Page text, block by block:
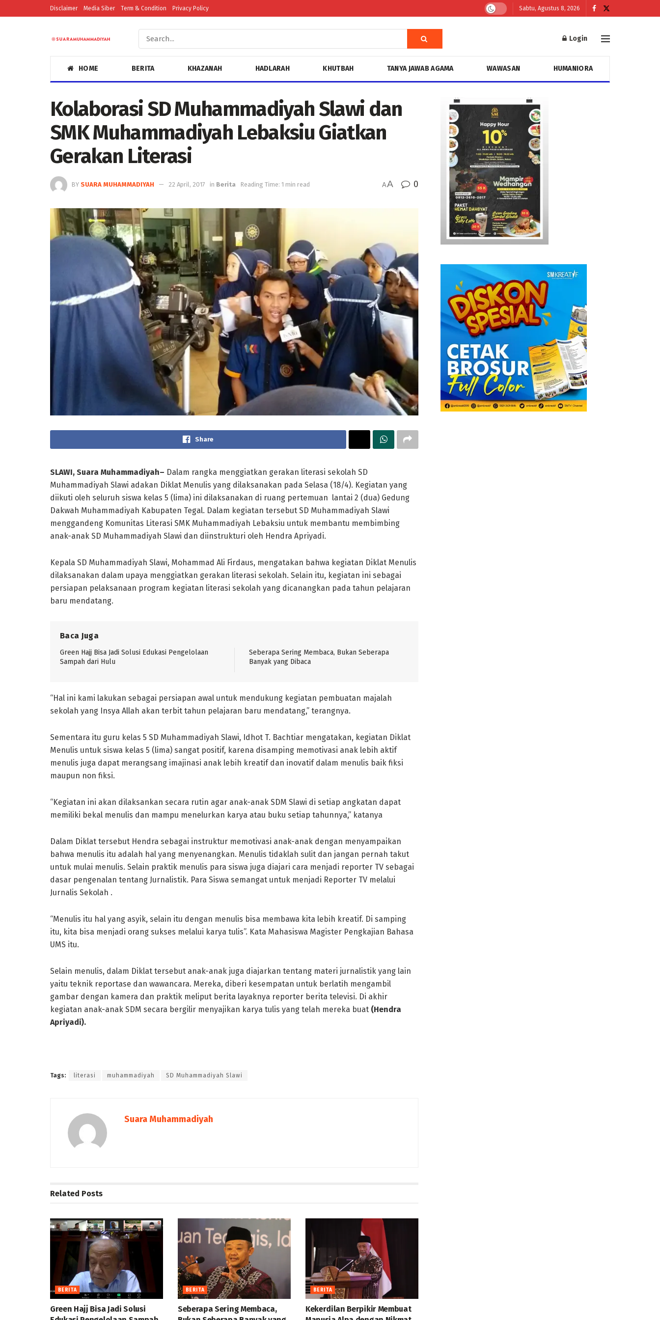
Disclaimer Media Siber Term & Condition Privacy Policy Sabtu, Agustus 8, 2026
Login
HOME BERITA KHAZANAH HADLARAH KHUTBAH TANYA JAWAB AGAMA WAWASAN HUMANIORA
Kolaborasi SD Muhammadiyah Slawi dan
SMK Muhammadiyah Lebaksiu Giatkan
Gerakan Literasi
BY SUARA MUHAMMADIYAH 22 April, 2017 in Berita Reading Time: 1 min read AA 0
Share
SLAWI, Suara Muhammadiyah– Dalam rangka menggiatkan gerakan literasi sekolah SD
Muhammadiyah Slawi adakan Diklat Menulis yang dilaksanakan pada Selasa (18/4). Kegiatan yang
diikuti oleh seluruh siswa kelas 5 (lima) ini dilaksanakan di ruang pertemuan lantai 2 (dua) Gedung
Dakwah Muhammadiyah Kabupaten Tegal. Dalam kegiatan tersebut SD Muhammadiyah Slawi
menggandeng Komunitas Literasi SMK Muhammadiyah Lebaksiu untuk membantu membimbing
anak-anak SD Muhammadiyah Slawi dan diinstrukturi oleh Hendra Apriyadi.
Kepala SD Muhammadiyah Slawi, Mohammad Ali Firdaus, mengatakan bahwa kegiatan Diklat Menulis
dilaksanakan dalam upaya menggiatkan gerakan literasi sekolah. Selain itu, kegiatan ini sebagai
persiapan pelaksanaan program kegiatan literasi sekolah yang dicanangkan pada tahun pelajaran
baru mendatang.
Baca Juga
Green Hajj Bisa Jadi Solusi Edukasi Pengelolaan
Sampah dari Hulu
Seberapa Sering Membaca, Bukan Seberapa
Banyak yang Dibaca
“Hal ini kami lakukan sebagai persiapan awal untuk mendukung kegiatan pembuatan majalah
sekolah yang Insya Allah akan terbit tahun pelajaran baru mendatang,” terangnya.
Sementara itu guru kelas 5 SD Muhammadiyah Slawi, Idhot T. Bachtiar mengatakan, kegiatan Diklat
Menulis untuk siswa kelas 5 (lima) sangat positif, karena disamping memotivasi anak lebih aktif
menulis juga dapat merangsang imajinasi anak lebih kreatif dan inovatif dalam menulis baik fiksi
maupun non fiksi.
“Kegiatan ini akan dilaksankan secara rutin agar anak-anak SDM Slawi di setiap angkatan dapat
memiliki bekal menulis dan mampu menelurkan karya atau buku setiap tahunnya,” katanya
Dalam Diklat tersebut Hendra sebagai instruktur memotivasi anak-anak dengan menyampaikan
bahwa menulis itu adalah hal yang menyenangkan. Menulis tidaklah sulit dan jangan pernah takut
untuk mulai menulis. Selain praktik menulis para siswa juga diajari cara menjadi reporter TV sebagai
dasar pengenalan tentang Jurnalistik. Para Siswa semangat untuk menjadi Reporter TV melalui
Jurnalis Sekolah .
“Menulis itu hal yang asyik, selain itu dengan menulis bisa membawa kita lebih kreatif. Di samping
itu, kita bisa menjadi orang sukses melalui karya tulis”. Kata Mahasiswa Magister Pengkajian Bahasa
UMS itu.
Selain menulis, dalam Diklat tersebut anak-anak juga diajarkan tentang materi jurnalistik yang lain
yaitu teknik reportase dan wawancara. Mereka, diberi kesempatan untuk berlatih mengambil
gambar dengan kamera dan praktik meliput berita layaknya reporter berita televisi. Di akhir
kegiatan anak-anak SDM secara bergilir menyajikan karya tulis yang telah mereka buat (Hendra
Apriyadi).
Tags: literasi muhammadiyah SD Muhammadiyah Slawi
Suara Muhammadiyah
Related Posts
BERITA
Green Hajj Bisa Jadi Solusi
BERITA
Seberapa Sering Membaca,
BERITA
Kekerdilan Berpikir Membuat